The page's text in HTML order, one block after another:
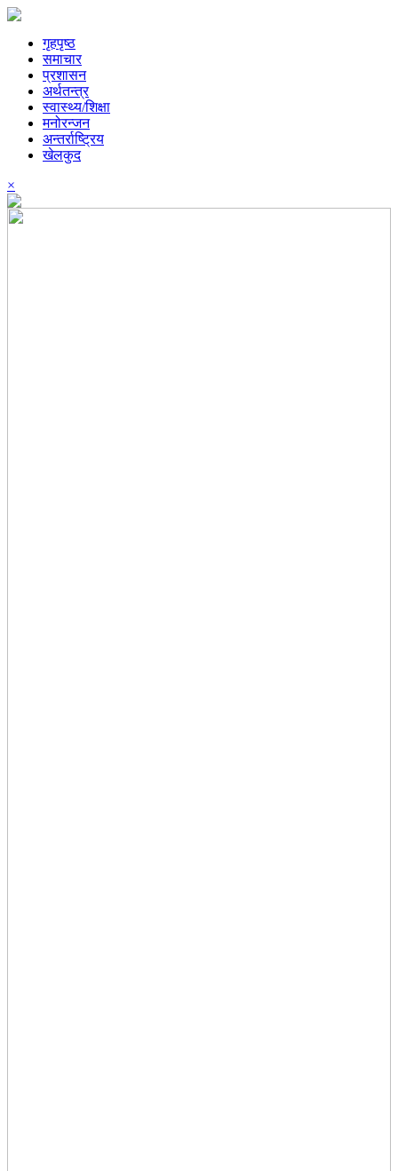
गृहपृष्ठ
समाचार
प्रशासन
अर्थतन्त्र
स्वास्थ्य/शिक्षा
मनोरन्जन
अन्तर्राष्ट्रिय
खेलकुद
×